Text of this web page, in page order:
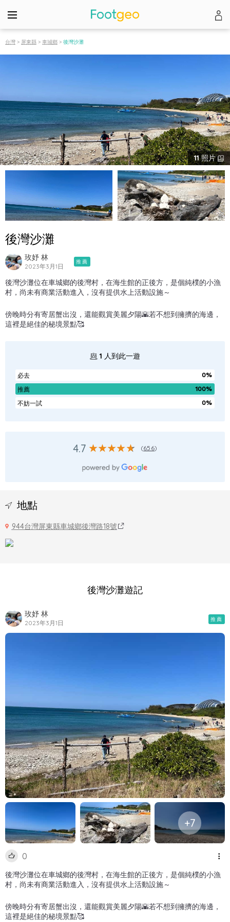
台灣 > 屏東縣 > 車城鄉 > 後灣沙灘
11照片
後灣沙灘
玫妤 林
2023年3月1日
推薦
後灣沙灘位在車城鄉的後灣村，在海生館的正後方，是個純樸的小漁
村，尚未有商業活動進入，沒有提供水上活動設施～
傍晚時分有寄居蟹出沒，還能觀賞美麗夕陽🌇若不想到擁擠的海邊，
這裡是絕佳的秘境景點🥰
1 人到此一遊
必去
0%
推薦
100%
不妨一試
0%
4.7 (656)
地點
944台灣屏東縣車城鄉後灣路18號
後灣沙灘遊記
玫妤 林
2023年3月1日 推薦
+7
0
後灣沙灘位在車城鄉的後灣村，在海生館的正後方，是個純樸的小漁
村，尚未有商業活動進入，沒有提供水上活動設施～
傍晚時分有寄居蟹出沒，還能觀賞美麗夕陽🌇若不想到擁擠的海邊，
這裡是絕佳的秘境景點🥰